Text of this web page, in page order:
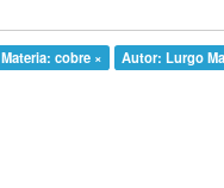
Materia: cobre × Autor: Lurgo